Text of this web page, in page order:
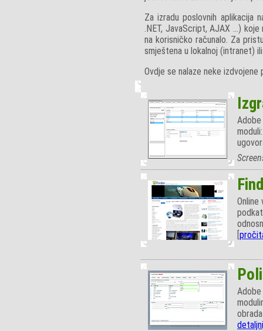
Za izradu poslovnih aplikacija
.NET, JavaScript, AJAX ...)
na korisničko računalo. Za
smještena u lokalnoj (intranet)
Ovdje se nalaze neke izdvojene
Online
[